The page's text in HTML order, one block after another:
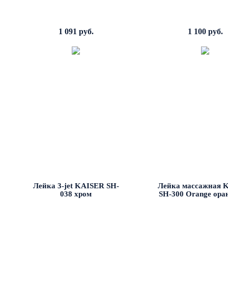
1 091 руб. 1 100 руб.
Лейка 3-jet KAISER SH-
038 хром
Лейка массажная
SH-300 Orange